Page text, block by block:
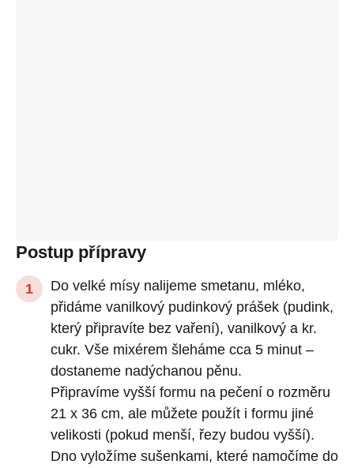
Postup přípravy
Do velké mísy nalijeme smetanu, mléko,
přidáme vanilkový pudinkový prášek (pudink,
který připravíte bez vaření), vanilkový a kr.
cukr. Vše mixérem šleháme cca 5 minut –
dostaneme nadýchanou pěnu.
Připravíme vyšší formu na pečení o rozměru
21 x 36 cm, ale můžete použít i formu jiné
velikosti (pokud menší, řezy budou vyšší).
Dno vyložíme sušenkami, které namočíme do